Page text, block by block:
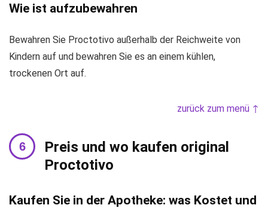
Wie ist aufzubewahren
Bewahren Sie Proctotivo außerhalb der Reichweite von
Kindern auf und bewahren Sie es an einem kühlen,
trockenen Ort auf.
zurück zum menü ↑
Preis und wo kaufen original
Proctotivo
Kaufen Sie in der Apotheke: was Kostet und